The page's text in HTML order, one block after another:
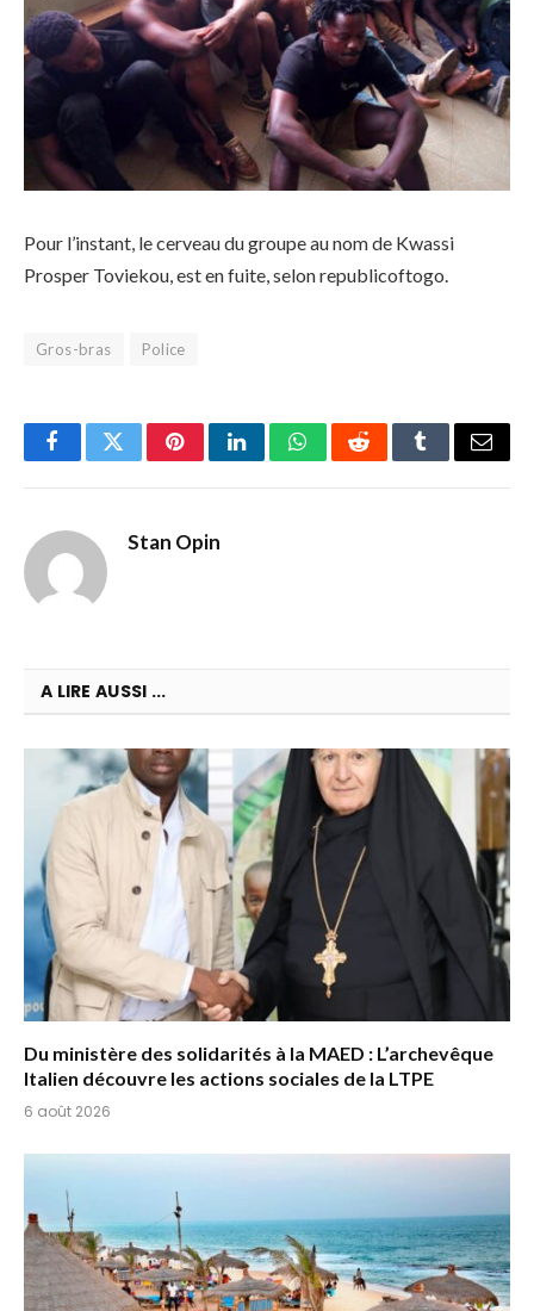
Pour l’instant, le cerveau du groupe au nom de Kwassi
Prosper Toviekou, est en fuite, selon republicoftogo.
Gros-bras Police
FacebookTwitterPinterestLinkedInWhatsAppRedditTumblrEmail
Stan Opin
A LIRE AUSSI ...
Du ministère des solidarités à la MAED : L’archevêque
Italien découvre les actions sociales de la LTPE
6 août 2026